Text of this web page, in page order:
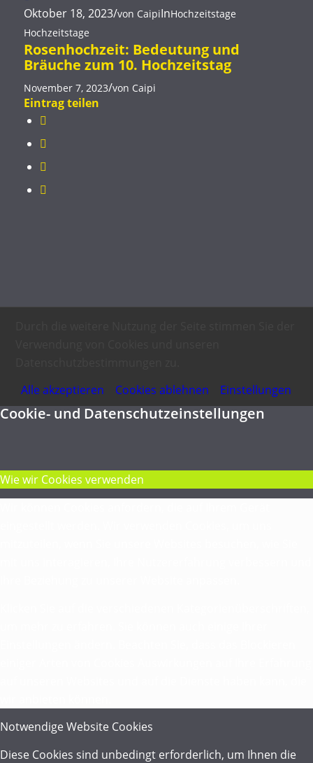
Oktober 18, 2023/von CaipiInHochzeitstage
Hochzeitstage
Rosenhochzeit: Bedeutung und
Bräuche zum 10. Hochzeitstag
November 7, 2023/von Caipi
Eintrag teilen
Alle akzeptieren
Cookies ablehnen Einstellungen
Cookie- und Datenschutzeinstellungen
Wie wir Cookies verwenden
Notwendige Website Cookies
Diese Cookies sind unbedingt erforderlich, um Ihnen die